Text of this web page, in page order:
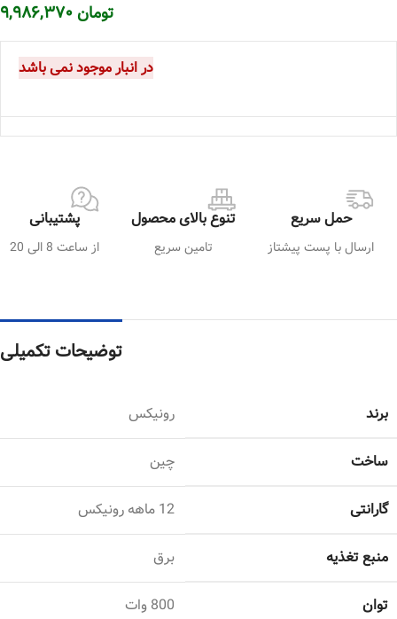
تومان
در انبار موجود نمی باشد
حمل سریع
ارسال با پست پیشتاز
تنوع بالای محصول
تامین سریع
پشتیبانی
از ساعت 8 الی 20
توضیحات تکمیلی
برند رونیکس
ساخت چین
گارانتی 12 ماهه رونیکس
منبع تغذیه برق
توان 800 وات